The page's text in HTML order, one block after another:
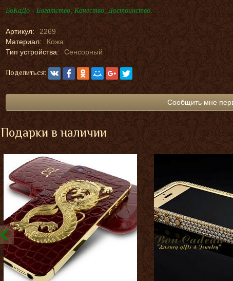
БоКаДо - Богатство, Качество, Достоинство.
Артикул:
2269
Материал:
Кожа
Тип устройства:
Сенсорный
Поделиться:
Сообщить мне
Подарки в наличии